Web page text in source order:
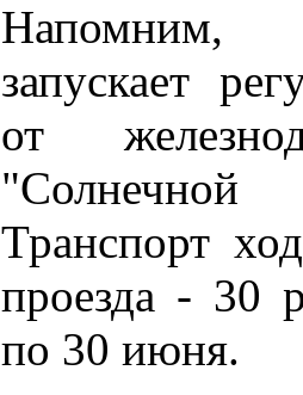
Напомним,
запускает
от
Транспорт
проезда - 30
по 30 июня.